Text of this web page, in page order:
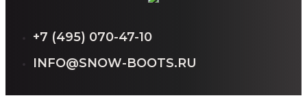
+7 (495) 070-47-10
INFO@SNOW-BOOTS.RU